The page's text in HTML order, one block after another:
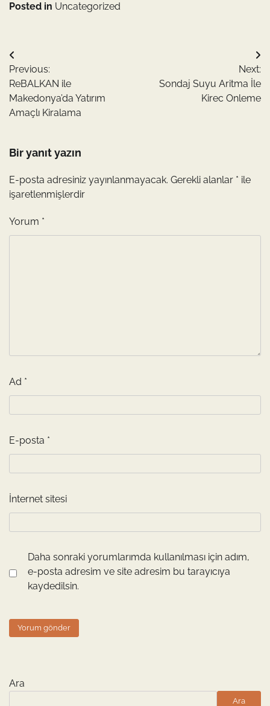
Posted in Uncategorized
Yazı
gezinmesi
Previous:
ReBALKAN ile
Makedonya’da Yatırım
Amaçlı Kiralama
Next:
Sondaj Suyu Aritma İle
Kirec Onleme
Bir yanıt yazın
E-posta adresiniz yayınlanmayacak. Gerekli alanlar * ile
işaretlenmişlerdir
Yorum *
Ad *
E-posta *
İnternet sitesi
Daha sonraki yorumlarımda kullanılması için adım,
e-posta adresim ve site adresim bu tarayıcıya
kaydedilsin.
Ara
Ara